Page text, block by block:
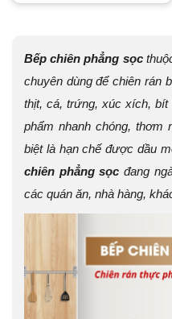
Bếp chiên phẳng sọc
chuyên dùng để chiên rán
thịt, cá, trứng, xúc xích,
phẩm nhanh chóng, thơm
biệt là hạn chế được dầu
chiên phẳng sọc đang
các quán ăn, nhà hàng,